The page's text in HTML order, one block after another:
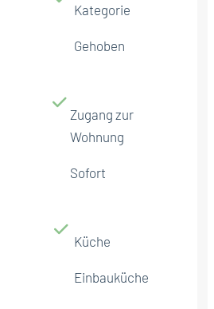
Kategorie
Gehoben
Zugang zur
Wohnung
Sofort
Küche
Einbauküche